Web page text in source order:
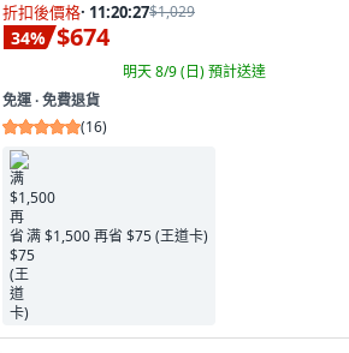
折扣後價格· 11:20:26$1,029
34% $674
明天 8/9 (日)預計送達
免運 ∙ 免費退貨
(16)
满 $1,500 再省 $75 (王道卡)